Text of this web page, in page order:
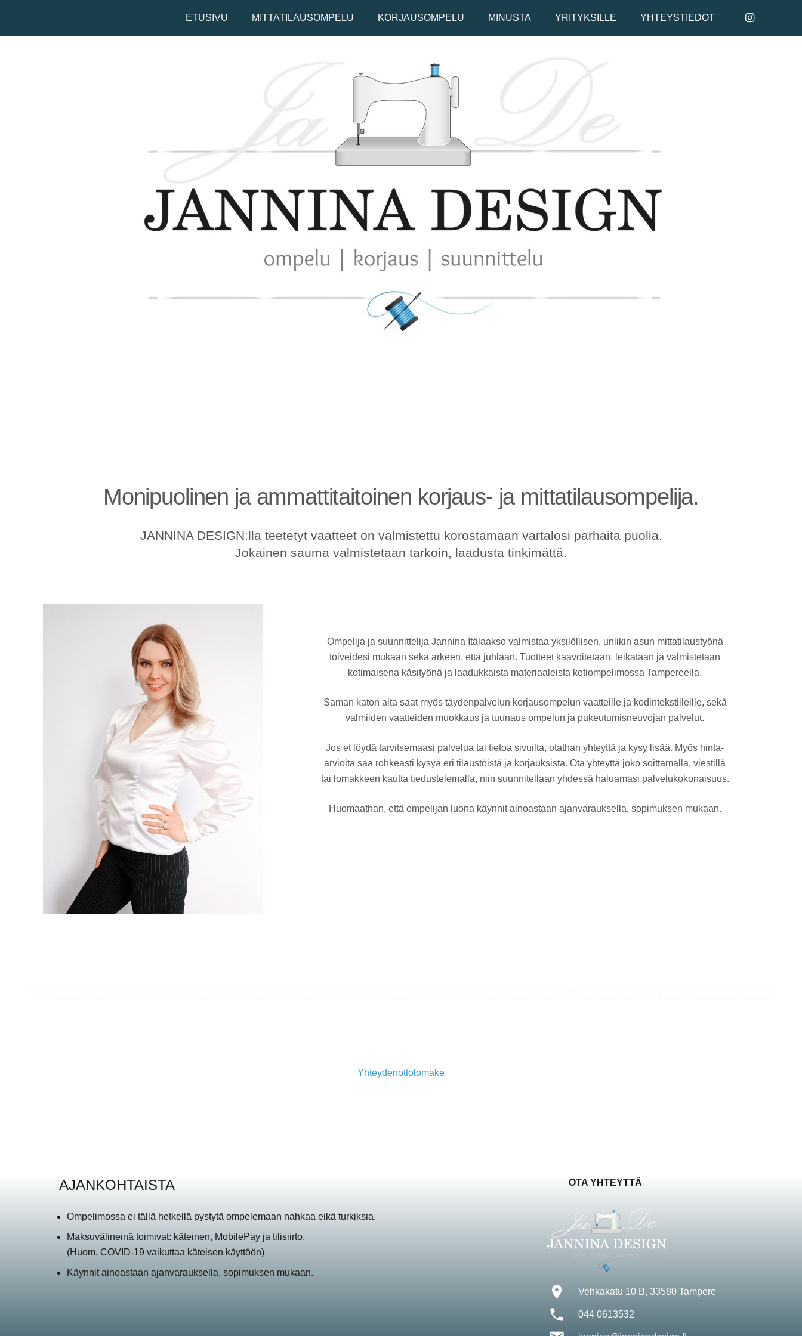
ETUSIVU MITTATILAUSOMPELU KORJAUSOMPELU MINUSTA YRITYKSILLE YHTEYSTIEDOT
Monipuolinen ja ammattitaitoinen korjaus- ja mittatilausompelija.
JANNINA DESIGN:lla teetetyt vaatteet on valmistettu korostamaan vartalosi parhaita puolia.
Jokainen sauma valmistetaan tarkoin, laadusta tinkimättä.
Ompelija ja suunnittelija Jannina Itälaakso valmistaa yksilöllisen, uniikin asun mittatilaustyönä
toiveidesi mukaan sekä arkeen, että juhlaan. Tuotteet kaavoitetaan, leikataan ja valmistetaan
kotimaisena käsityönä ja laadukkaista materiaaleista kotiompelimossa Tampereella.
Saman katon alta saat myös täydenpalvelun korjausompelun vaatteille ja kodintekstiileille, sekä
valmiiden vaatteiden muokkaus ja tuunaus ompelun ja pukeutumisneuvojan palvelut.
Jos et löydä tarvitsemaasi palvelua tai tietoa sivuilta, otathan yhteyttä ja kysy lisää. Myös hinta-
arvioita saa rohkeasti kysyä eri tilaustöistä ja korjauksista. Ota yhteyttä joko soittamalla, viestillä
tai lomakkeen kautta tiedustelemalla, niin suunnitellaan yhdessä haluamasi palvelukokonaisuus.
Huomaathan, että ompelijan luona käynnit ainoastaan ajanvarauksella, sopimuksen mukaan.
Yhteydenottolomake
AJANKOHTAISTA
Ompelimossa ei tällä hetkellä pystytä ompelemaan nahkaa eikä turkiksia.
Maksuvälineinä toimivat: käteinen, MobilePay ja tilisiirto.
(Huom. COVID-19 vaikuttaa käteisen käyttöön)
Käynnit ainoastaan ajanvarauksella, sopimuksen mukaan.
OTA YHTEYTTÄ
location_on Vehkakatu 10 B, 33580 Tampere
phone 044 0613532